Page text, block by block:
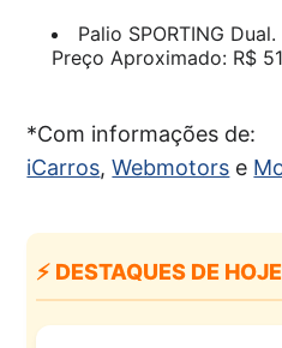
Palio SPORTING
Preço Aproximado: R$
*Com informações de:
iCarros,Webmotors e
⚡ DESTAQUES DE HOJE